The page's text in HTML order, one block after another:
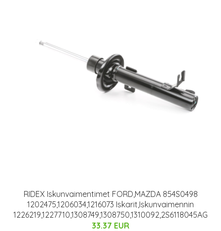
RIDEX Iskunvaimentimet FORD,MAZDA 854S0498
1202475,1206034,1216073 Iskarit,Iskunvaimennin
1226219,1227710,1308749,1308750,1310092,2S6118045AG
33.37 EUR